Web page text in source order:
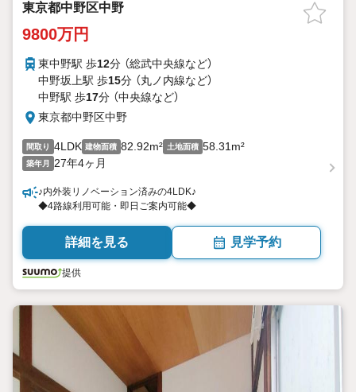
東京都中野区中野
9800万円
東中野駅 歩12分 （総武中央線など）
中野坂上駅 歩15分 （丸ノ内線など）
中野駅 歩17分 （中央線など）
東京都中野区中野
間取り 4LDK 建物面積 82.92m² 土地面積 58.31m²
築年月 27年4ヶ月
♪内外装リノベーション済みの4LDK♪
◆4路線利用可能・即日ご案内可能◆
詳細を見る 見学予約
提供